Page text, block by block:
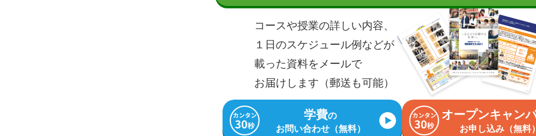
コースや授業の詳しい内容、
１日のスケジュール例などが
載った資料を メールで
お届けします（郵送も可能）
学費の
お問い合わせ（無料）
オープンキャン
お申し込み（無料